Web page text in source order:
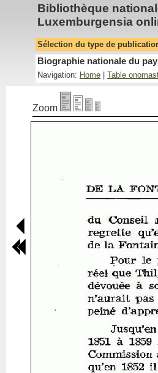
Bibliothèque
Luxemburgensia
Sélection du type de
Biographie nationale du
Navigation: Home Table
Zoom